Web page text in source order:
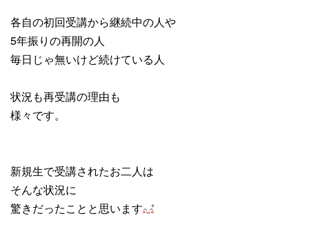
各自の初回受講から継続中の人や
5年振りの再開の人
毎日じゃ無いけど続けている人
状況も再受講の理由も
様々です。
新規生で受講されたお二人は
そんな状況に
驚きだったことと思います